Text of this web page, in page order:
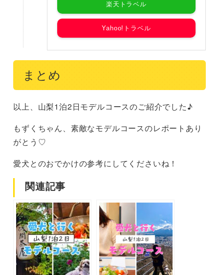
楽天トラベル
Yahoo!トラベル
まとめ
以上、山梨1泊2日モデルコースのご紹介でした♪
もずくちゃん、素敵なモデルコースのレポートあり
がとう♡
愛犬とのおでかけの参考にしてくださいね！
関連記事